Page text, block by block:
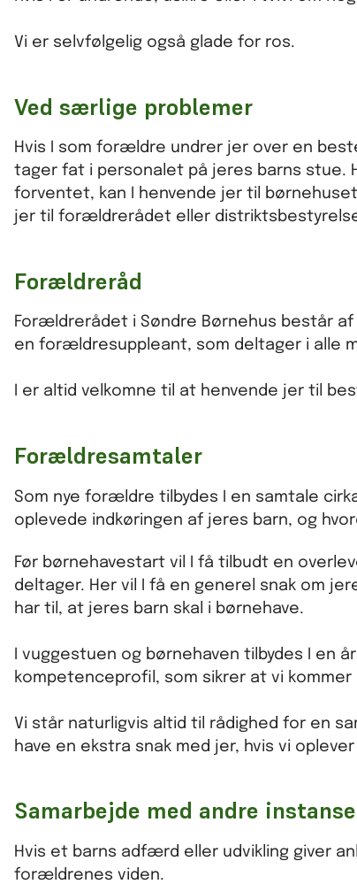
Vi er selvfølgelig også glade for ros.
Ved særlige problemer
Hvis I som forældre undrer jer over en
tager fat i personalet på jeres barns stue.
forventet, kan I henvende jer til
jer til forældrerådet eller
Forældreråd
Forældrerådet i Søndre Børnehus består
en forældresuppleant, som deltager i alle
I er altid velkomne til at henvende jer til
Forældresamtaler
Som nye forældre tilbydes I en samtale
oplevede indkøringen af jeres barn, og
Før børnehavestart vil I få tilbudt en
deltager. Her vil I få en generel snak om
har til, at jeres barn skal i børnehave.
I vuggestuen og børnehaven tilbydes I en
kompetenceprofil, som sikrer at vi
Vi står naturligvis altid til rådighed for en
have en ekstra snak med jer, hvis vi
Samarbejde med andre
Hvis et barns adfærd eller udvikling giver
forældrenes viden.